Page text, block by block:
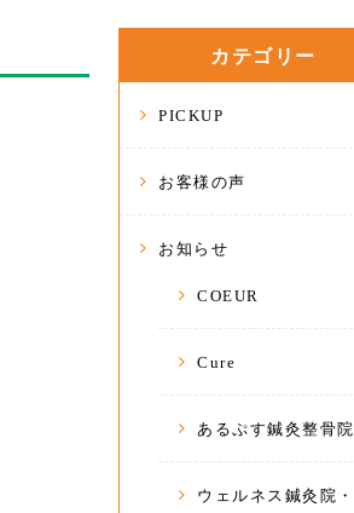
カテゴリー
PICKUP
お客様の声
お知らせ
COEUR
Cure
あるぷす鍼灸整骨院
ウェルネス鍼灸院・